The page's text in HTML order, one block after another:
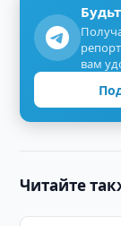
вам
Читайте